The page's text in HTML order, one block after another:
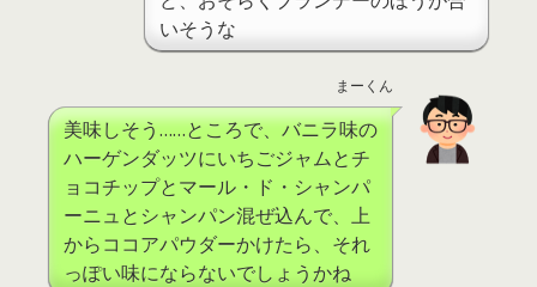
いそうな
まーくん
美味しそう……ところで、バニラ味の
ハーゲンダッツにいちごジャムとチ
ョコチップとマール・ド・シャンパ
ーニュとシャンパン混ぜ込んで、上
からココアパウダーかけたら、それ
っぽい味にならないでしょうかね